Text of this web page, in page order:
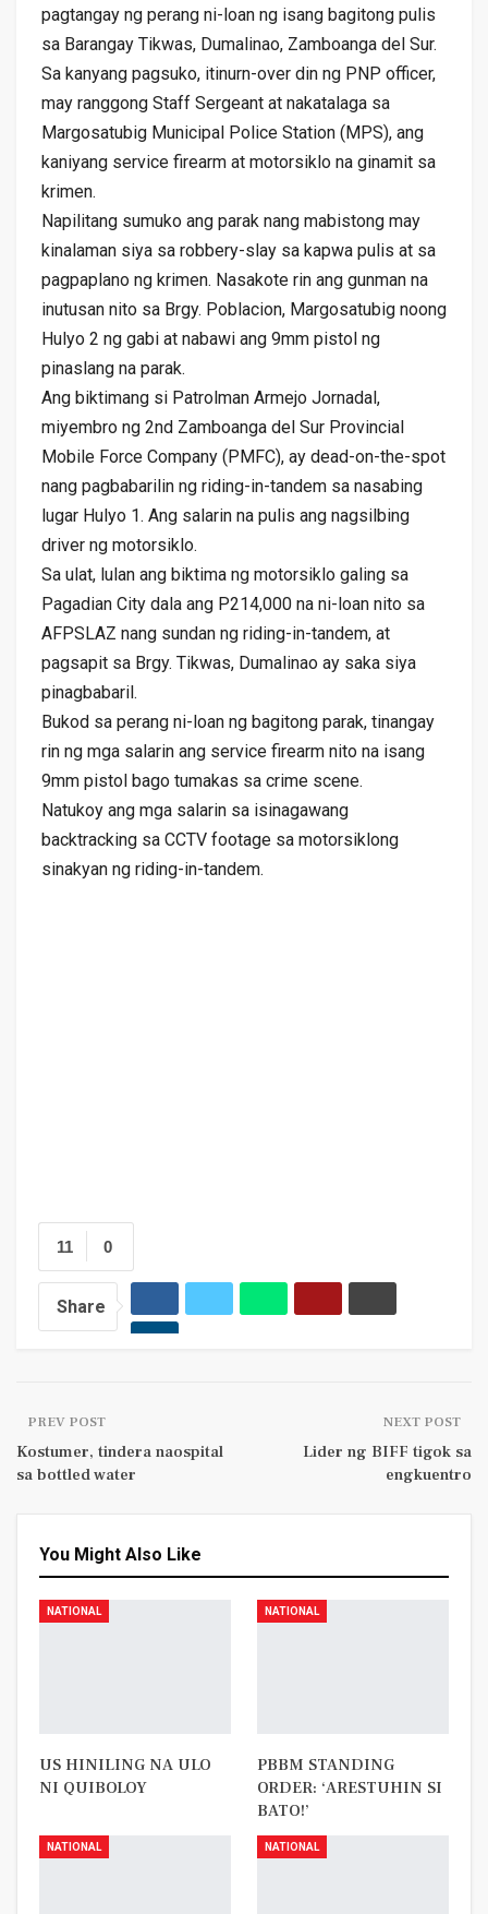
pagtangay ng perang ni-loan ng isang bagitong pulis
sa Barangay Tikwas, Dumalinao, Zamboanga del Sur.
Sa kanyang pagsuko, itinurn-over din ng PNP officer,
may ranggong Staff Sergeant at nakatalaga sa
Margosatubig Municipal Police Station (MPS), ang
kaniyang service firearm at motorsiklo na ginamit sa
krimen.
Napilitang sumuko ang parak nang mabistong may
kinalaman siya sa robbery-slay sa kapwa pulis at sa
pagpaplano ng krimen. Nasakote rin ang gunman na
inutusan nito sa Brgy. Poblacion, Margosatubig noong
Hulyo 2 ng gabi at nabawi ang 9mm pistol ng
pinaslang na parak.
Ang biktimang si Patrolman Armejo Jornadal,
miyembro ng 2nd Zamboanga del Sur Provincial
Mobile Force Company (PMFC), ay dead-on-the-spot
nang pagbabarilin ng riding-in-tandem sa nasabing
lugar Hulyo 1. Ang salarin na pulis ang nagsilbing
driver ng motorsiklo.
Sa ulat, lulan ang biktima ng motorsiklo galing sa
Pagadian City dala ang P214,000 na ni-loan nito sa
AFPSLAZ nang sundan ng riding-in-tandem, at
pagsapit sa Brgy. Tikwas, Dumalinao ay saka siya
pinagbabaril.
Bukod sa perang ni-loan ng bagitong parak, tinangay
rin ng mga salarin ang service firearm nito na isang
9mm pistol bago tumakas sa crime scene.
Natukoy ang mga salarin sa isinagawang
backtracking sa CCTV footage sa motorsiklong
sinakyan ng riding-in-tandem.
0
11
Share
PREV POST
Kostumer, tindera naospital
sa bottled water
NEXT POST
Lider ng BIFF tigok sa
engkuentro
You Might Also Like
NATIONAL
US HINILING NA ULO
NI QUIBOLOY
NATIONAL
PBBM STANDING
ORDER: ‘ARESTUHIN SI
BATO!’
NATIONAL NATIONAL